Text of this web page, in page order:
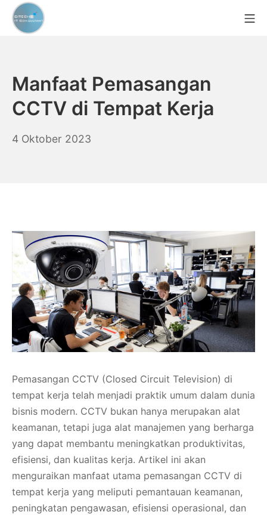
Skip
Manfaat Pemasangan
CCTV di Tempat Kerja
4 Oktober 2023
Pemasangan CCTV (Closed Circuit Television) di
tempat kerja telah menjadi praktik umum dalam dunia
bisnis modern. CCTV bukan hanya merupakan alat
keamanan, tetapi juga alat manajemen yang berharga
yang dapat membantu meningkatkan produktivitas,
efisiensi, dan kualitas kerja. Artikel ini akan
menguraikan manfaat utama pemasangan CCTV di
tempat kerja yang meliputi pemantauan keamanan,
peningkatan pengawasan, efisiensi operasional, dan